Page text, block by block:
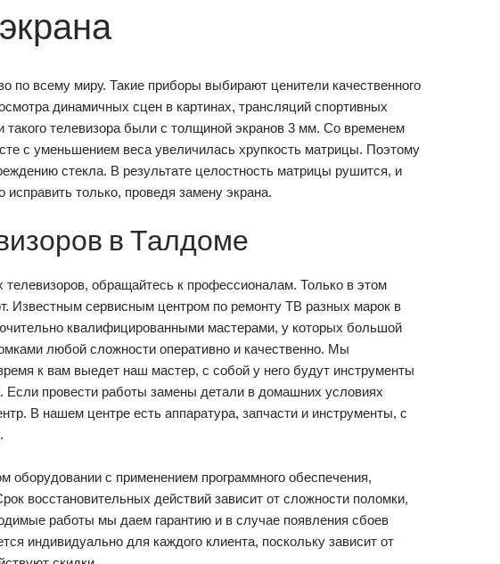
по всему миру. Такие приборы выбирают ценители качественного
динамичных сцен в картинах, трансляций спортивных
телевизора были с толщиной экранов 3 мм. Со временем
с уменьшением веса увеличилась хрупкость матрицы. Поэтому
стекла. В результате целостность матрицы рушится, и
только, проведя замену экрана.
в Талдоме
обращайтесь к профессионалам. Только в этом
Известным сервисным центром по ремонту ТВ разных марок в
квалифицированными мастерами, у которых большой
любой сложности оперативно и качественно. Мы
к вам выедет наш мастер, с собой у него будут инструменты
Если провести работы замены детали в домашних условиях
В нашем центре есть аппаратура, запчасти и инструменты, с
оборудовании с применением программного обеспечения,
восстановительных действий зависит от сложности поломки,
работы мы даем гарантию и в случае появления сбоев
индивидуально для каждого клиента, поскольку зависит от